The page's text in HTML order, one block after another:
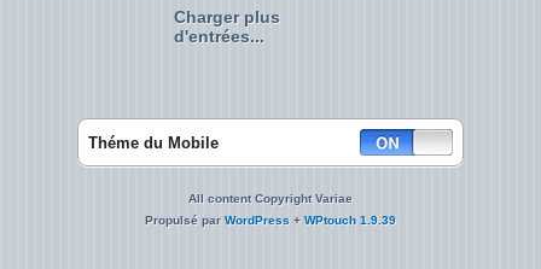
Charger plus
d'entrées...
Théme du Mobile
All content Copyright Variae
Propulsé parWordPress + WPtouch 1.9.39